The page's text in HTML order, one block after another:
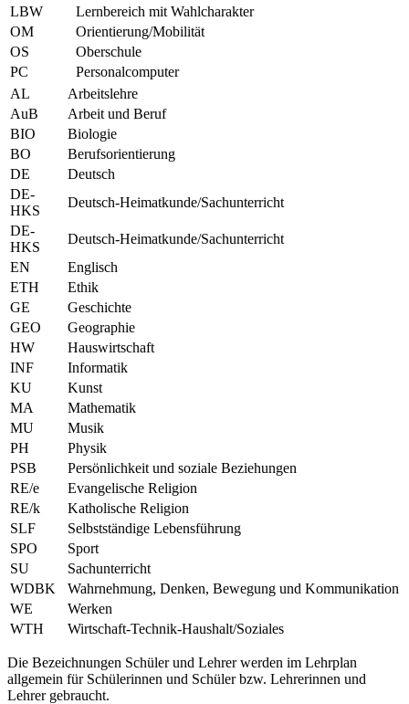
LBW
Lernbereich mit Wahlcharakter
OM
Orientierung/Mobilität
OS
Oberschule
PC
Personalcomputer
AL
Arbeitslehre
AuB
Arbeit und Beruf
BIO
Biologie
BO
Berufsorientierung
DE
Deutsch
DE-
HKS
Deutsch-Heimatkunde/Sachunterricht
DE-
HKS
Deutsch-Heimatkunde/Sachunterricht
EN
Englisch
ETH
Ethik
GE
Geschichte
GEO
Geographie
HW
Hauswirtschaft
INF
Informatik
KU
Kunst
MA
Mathematik
MU
Musik
PH
Physik
PSB
Persönlichkeit und soziale Beziehungen
RE/e
Evangelische Religion
RE/k
Katholische Religion
SLF
Selbstständige Lebensführung
SPO
Sport
SU
Sachunterricht
WDBK
Wahrnehmung, Denken, Bewegung und Kommunikation
WE
Werken
WTH
Wirtschaft-Technik-Haushalt/Soziales
Die Bezeichnungen Schüler und Lehrer werden im Lehrplan
allgemein für Schülerinnen und Schüler bzw. Lehrerinnen und
Lehrer gebraucht.